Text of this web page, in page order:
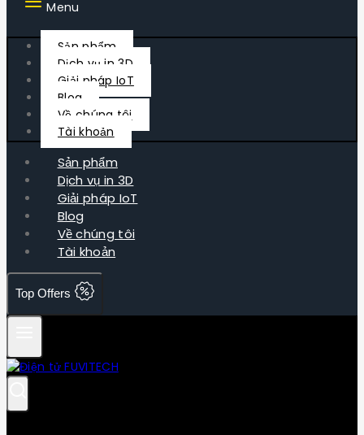
Menu
Sản phẩm
Dịch vụ in 3D
Giải pháp IoT
Blog
Về chúng tôi
Tài khoản
Sản phẩm
Dịch vụ in 3D
Giải pháp IoT
Blog
Về chúng tôi
Tài khoản
Top Offers